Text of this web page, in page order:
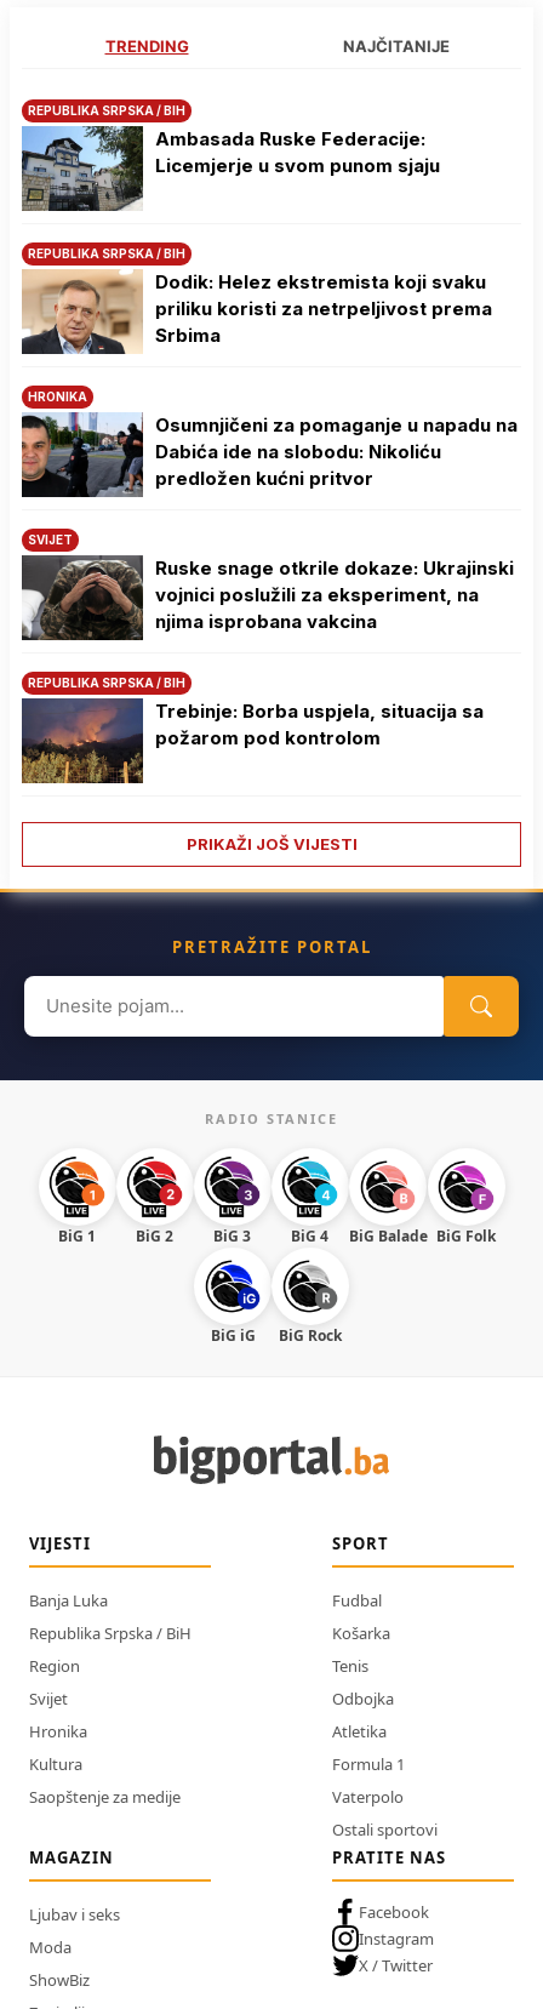
TRENDING NAJČITANIJE
REPUBLIKA SRPSKA / BIH
Ambasada Ruske Federacije:
Licemjerje u svom punom sjaju
REPUBLIKA SRPSKA / BIH
Dodik: Helez ekstremista koji svaku
priliku koristi za netrpeljivost prema
Srbima
HRONIKA
Osumnjičeni za pomaganje u napadu na
Dabića ide na slobodu: Nikoliću
predložen kućni pritvor
SVIJET
Ruske snage otkrile dokaze: Ukrajinski
vojnici poslužili za eksperiment, na
njima isprobana vakcina
REPUBLIKA SRPSKA / BIH
Trebinje: Borba uspjela, situacija sa
požarom pod kontrolom
PRIKAŽI JOŠ VIJESTI
PRETRAŽITE PORTAL
Search
for:
RADIO STANICE
BiG 1 BiG 2 BiG 3 BiG 4 BiG Balade BiG Folk
BiG iG BiG Rock
VIJESTI
Banja Luka
Republika Srpska / BiH
Region
Svijet
Hronika
Kultura
Saopštenje za medije
SPORT
Fudbal
Košarka
Tenis
Odbojka
Atletika
Formula 1
Vaterpolo
Ostali sportovi
MAGAZIN
Ljubav i seks
Moda
ShowBiz
PRATITE NAS
Facebook
Instagram
X / Twitter